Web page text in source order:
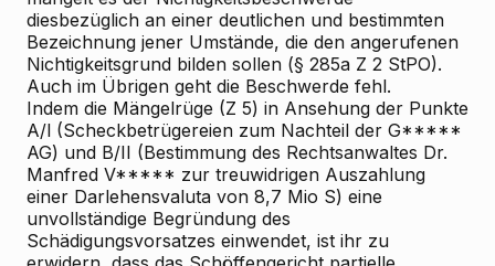
diesbezüglich an einer deutlichen und bestimmten
Bezeichnung jener Umstände, die den angerufenen
Nichtigkeitsgrund bilden sollen (§ 285a Z 2 StPO).
Auch im Übrigen geht die Beschwerde fehl.
Indem die Mängelrüge (Z 5) in Ansehung der Punkte
A/l (Scheckbetrügereien zum Nachteil der G*****
AG) und B/II (Bestimmung des Rechtsanwaltes Dr.
Manfred V***** zur treuwidrigen Auszahlung
einer Darlehensvaluta von 8,7 Mio S) eine
unvollständige Begründung des
Schädigungsvorsatzes einwendet, ist ihr zu